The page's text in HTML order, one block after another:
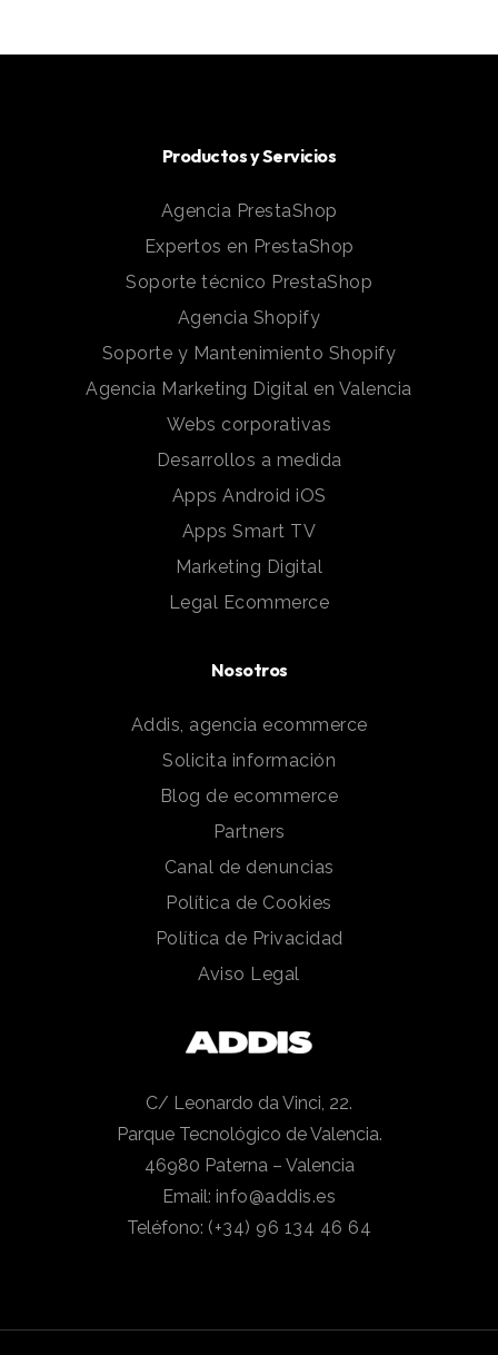
Productos y Servicios
Agencia PrestaShop
Expertos en PrestaShop
Soporte técnico PrestaShop
Agencia Shopify
Soporte y Mantenimiento Shopify
Agencia Marketing Digital en Valencia
Webs corporativas
Desarrollos a medida
Apps Android iOS
Apps Smart TV
Marketing Digital
Legal Ecommerce
Nosotros
Addis, agencia ecommerce
Solicita información
Blog de ecommerce
Partners
Canal de denuncias
Política de Cookies
Política de Privacidad
Aviso Legal
C/ Leonardo da Vinci, 22.
Parque Tecnológico de Valencia.
46980 Paterna – Valencia
Email: info@addis.es
Teléfono: (+34) 96 134 46 64